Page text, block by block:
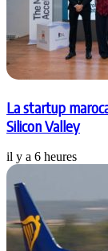
La startup
Silicon Valley
il y a 6 heures